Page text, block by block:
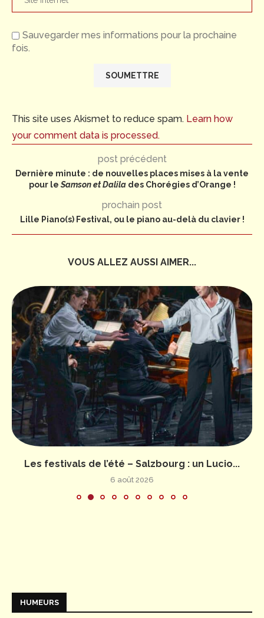
Sauvegarder mes informations pour la prochaine
fois.
This site uses Akismet to reduce spam. Learn how
your comment data is processed.
post précédent
Dernière minute : de nouvelles places mises à la vente
pour le Samson et Dalilades Chorégies d’Orange !
prochain post
Lille Piano(s) Festival, ou le piano au-delà du clavier !
VOUS ALLEZ AUSSI AIMER...
Les festivals de l’été – Salzbourg : un Lucio...
6 août 2026
HUMEURS